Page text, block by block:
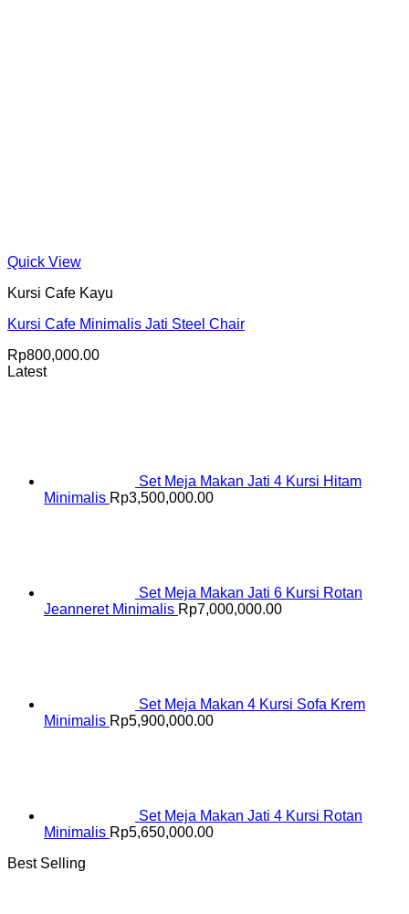
Quick View
Kursi Cafe Kayu
Kursi Cafe Minimalis Jati Steel Chair
Rp800,000.00
Latest
Set Meja Makan Jati 4 Kursi Hitam
Minimalis Rp3,500,000.00
Set Meja Makan Jati 6 Kursi Rotan
Jeanneret Minimalis Rp7,000,000.00
Set Meja Makan 4 Kursi Sofa Krem
Minimalis Rp5,900,000.00
Set Meja Makan Jati 4 Kursi Rotan
Minimalis Rp5,650,000.00
Best Selling